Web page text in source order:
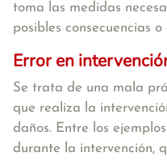
toma las medidas
posibles consecuencias o
Error en
Se trata de una mala
que realiza la
daños. Entre los
durante la intervención,